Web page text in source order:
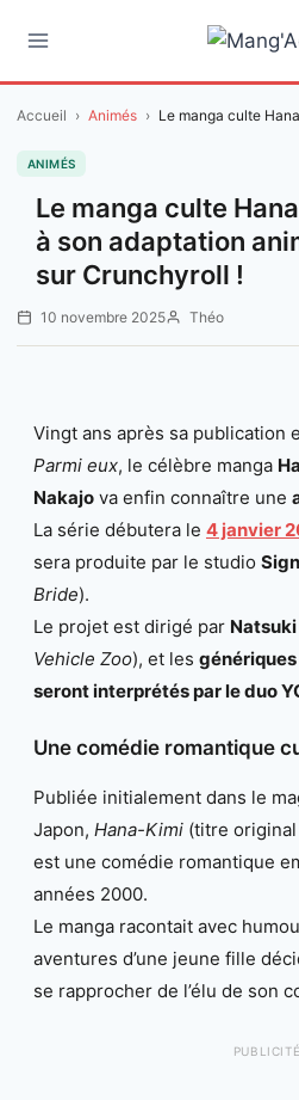
contenu
Accueil › Animés › Le manga culte
ANIMÉS
Le manga culte
à son adaptation
sur Crunchyroll !
10 novembre 2025 Théo
Vingt ans après sa publication
Parmi eux, le célèbre manga
Nakajo va enfin connaître une
La série débutera le 4 janvier
sera produite par le studio
Bride).
Le projet est dirigé par
Vehicle Zoo), et les
seront interprétés par le duo
Une comédie romantique
Publiée initialement dans le
Japon, Hana-Kimi (titre original
est une comédie romantique
années 2000.
Le manga racontait avec
aventures d’une jeune fille
se rapprocher de l’élu de son
PUBLICITÉ